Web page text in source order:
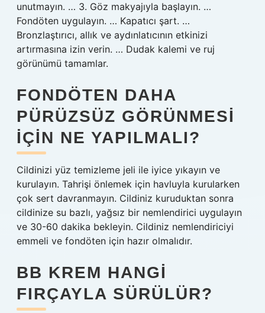
unutmayın. … 3. Göz makyajıyla başlayın. …
Fondöten uygulayın. … Kapatıcı şart. …
Bronzlaştırıcı, allık ve aydınlatıcının etkinizi
artırmasına izin verin. … Dudak kalemi ve ruj
görünümü tamamlar.
FONDÖTEN DAHA
PÜRÜZSÜZ GÖRÜNMESI
IÇIN NE YAPILMALI?
Cildinizi yüz temizleme jeli ile iyice yıkayın ve
kurulayın. Tahrişi önlemek için havluyla kurularken
çok sert davranmayın. Cildiniz kuruduktan sonra
cildinize su bazlı, yağsız bir nemlendirici uygulayın
ve 30-60 dakika bekleyin. Cildiniz nemlendiriciyi
emmeli ve fondöten için hazır olmalıdır.
BB KREM HANGI
FIRÇAYLA SÜRÜLÜR?